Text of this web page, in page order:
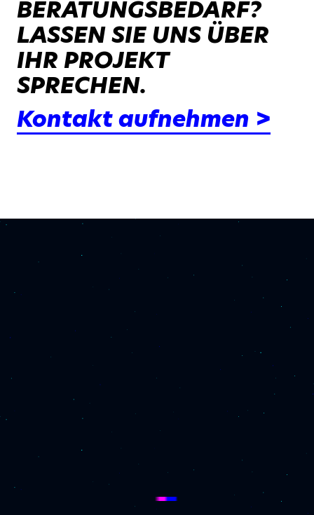
BERATUNGSBEDARF?
LASSEN SIE UNS ÜBER
IHR PROJEKT
SPRECHEN.
Kontakt aufnehmen >